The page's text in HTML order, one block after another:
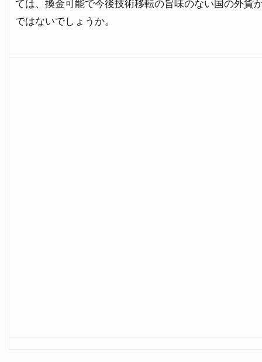
ては、換金可能で今後技術移転の旨味のない国の外貨
ではないでしょうか。